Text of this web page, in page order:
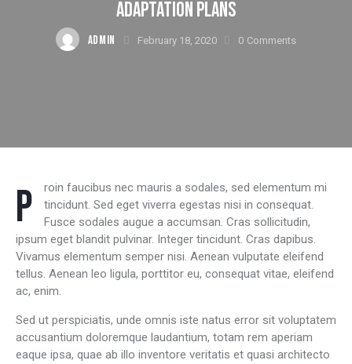
ADAPTATION PLANS
ADMIN February 18, 2020 0 Comments
Proin faucibus nec mauris a sodales, sed elementum mi
tincidunt. Sed eget viverra egestas nisi in consequat.
Fusce sodales augue a accumsan. Cras sollicitudin,
ipsum eget blandit pulvinar. Integer tincidunt. Cras dapibus.
Vivamus elementum semper nisi. Aenean vulputate eleifend
tellus. Aenean leo ligula, porttitor eu, consequat vitae, eleifend
ac, enim.
Sed ut perspiciatis, unde omnis iste natus error sit voluptatem
accusantium doloremque laudantium, totam rem aperiam
eaque ipsa, quae ab illo inventore veritatis et quasi architecto